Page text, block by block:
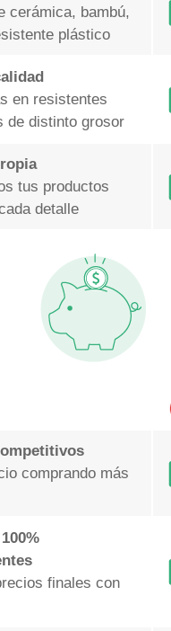
cerámica, bambú,
plástico
en resistentes
de distinto grosor
tus productos
detalle
comprando más
finales con